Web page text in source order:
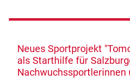
Neues Sportprojekt
als Starthilfe für
Nachwuchssportlerinnen